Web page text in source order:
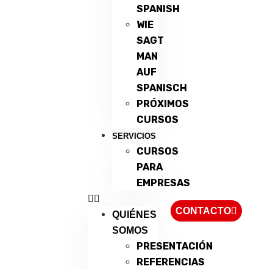
SPANISH
WIE
SAGT
MAN
AUF
SPANISCH
PRÓXIMOS
CURSOS
SERVICIOS
CURSOS
PARA
EMPRESAS
QUIÉNES
SOMOS
PRESENTACIÓN
REFERENCIAS
CONTACTO